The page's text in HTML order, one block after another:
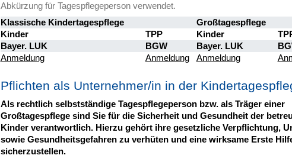
Abkürzung für Tagespflegeperson verwendet.
Klassische Kindertagespflege
Großtagespflege
Kinder
TPP Kinder
Bayer. LUK
BGW Bayer. LUK
Anmeldung
Anmeldung Anmeldung
Pflichten als Unternehmer/in in der
Als rechtlich selbstständige Tagespflegeperson bzw. als Träger einer
Großtagespflege sind Sie für die Sicherheit und Gesundheit der
Kinder verantwortlich. Hierzu gehört ihre gesetzliche Verpflichtung,
sowie Gesundheitsgefahren zu verhüten und eine wirksame Erste
sicherzustellen.